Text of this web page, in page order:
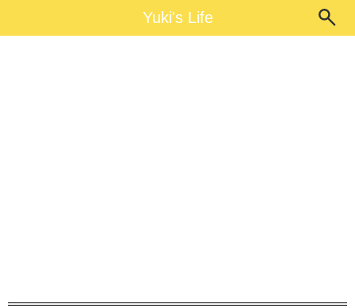
Yuki's LifeYuki's Life